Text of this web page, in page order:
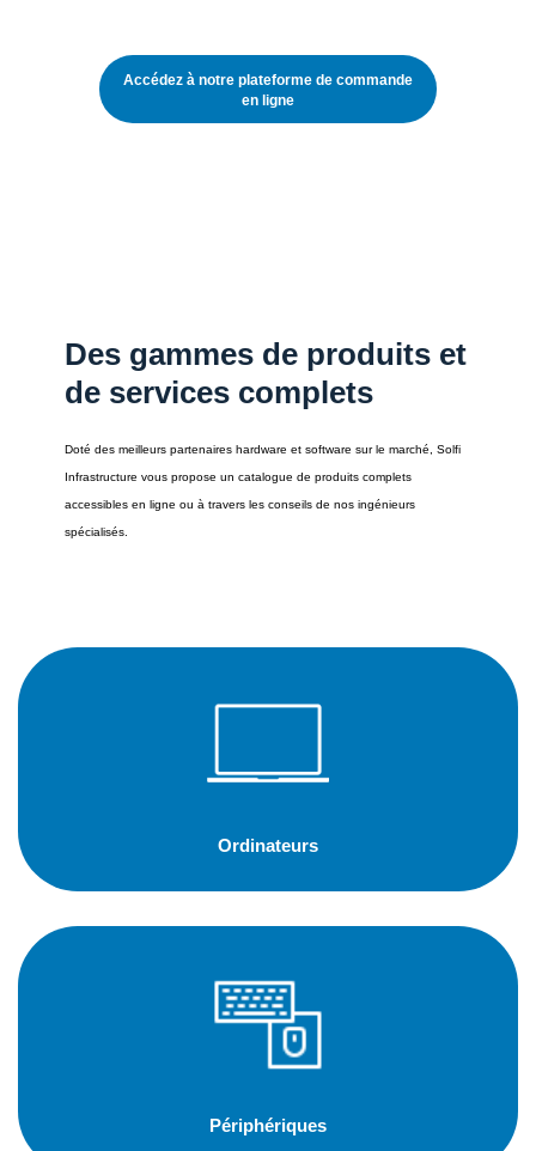
Accédez à notre plateforme de commande
en ligne
Des gammes de produits et
de services complets
Doté des meilleurs partenaires hardware et software sur le marché, Solfi
Infrastructure vous propose un catalogue de produits complets
accessibles en ligne ou à travers les conseils de nos ingénieurs
spécialisés.
Ordinateurs
Périphériques